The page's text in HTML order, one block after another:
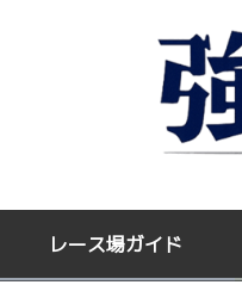
レース場ガイド